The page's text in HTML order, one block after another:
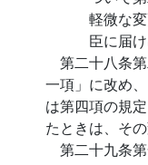
軽微な
臣に届
第二十八条
一項」に改め
は第四項の規
たときは、そ
第二十九条